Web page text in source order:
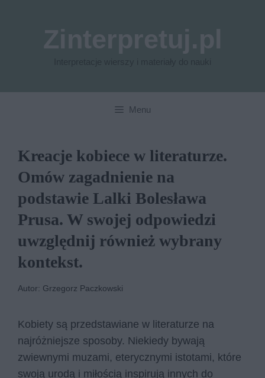
Menu
Kreacje kobiece w literaturze.
Omów zagadnienie na
podstawie Lalki Bolesława
Prusa. W swojej odpowiedzi
uwzględnij również wybrany
kontekst.
Autor: Grzegorz Paczkowski
Kobiety są przedstawiane w literaturze na
najróżniejsze sposoby. Niekiedy bywają
zwiewnymi muzami, eterycznymi istotami, które
swoją urodą i miłością inspirują innych do